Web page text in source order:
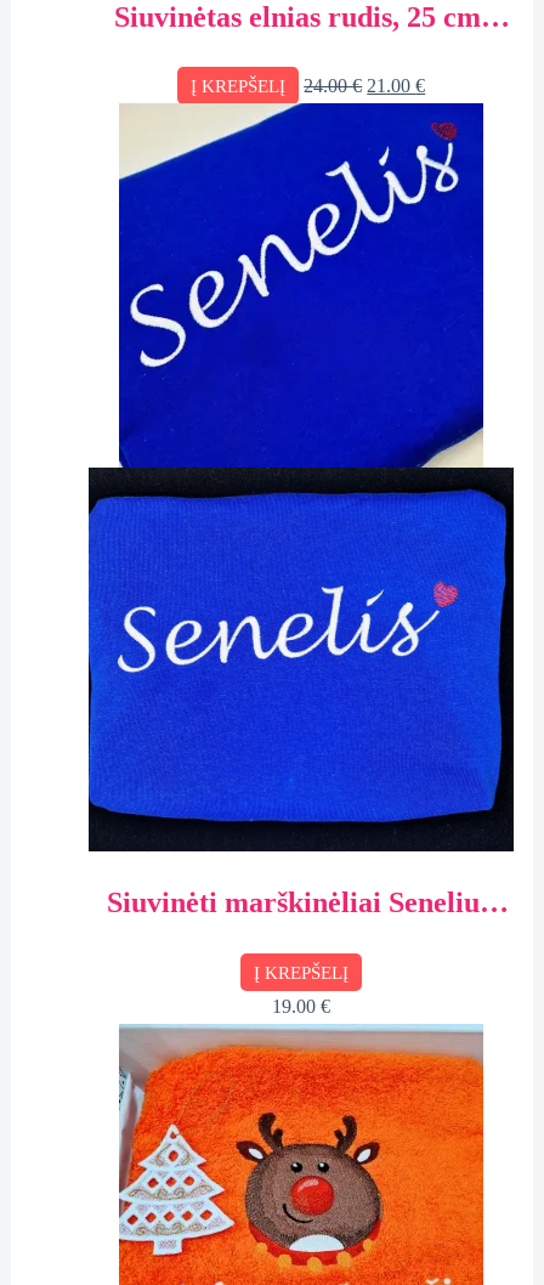
Siuvinėtas elnias rudis, 25 cm,
personalizuota dovana dėžutėje
Į KREPŠELĮ 24.00€ 21.00€
Siuvinėti marškinėliai Seneliui,
dėžutėje
Į KREPŠELĮ
19.00 €